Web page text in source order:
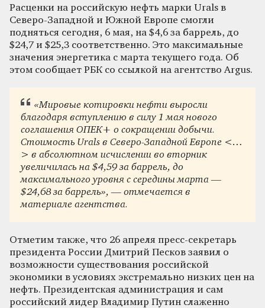
Расценки на российскую нефть марки Urals в
Северо-Западной и Южной Европе смогли
подняться сегодня, 6 мая, на $4,6 за баррель, до
$24,7 и $25,3 соответственно. Это максимальные
значения энергетика с марта текущего года. Об
этом сообщает РБК со ссылкой на агентство Argus.
«Мировые котировки нефти выросли
благодаря вступлению в силу 1 мая нового
соглашения ОПЕК+ о сокращении добычи.
Стоимость Urals в Северо-Западной Европе <…
> в абсолютном исчислении во вторник
увеличилась на $4,59 за баррель, до
максимального уровня с середины марта —
$24,68 за баррель», — отмечается в
материале агентства.
Отметим также, что 26 апреля пресс-секретарь
президента России Дмитрий Песков заявил о
возможности существования российской
экономики в условиях экстремально низких цен на
нефть. Президентская администрация и сам
российский лидер Владимир Путин слаженно